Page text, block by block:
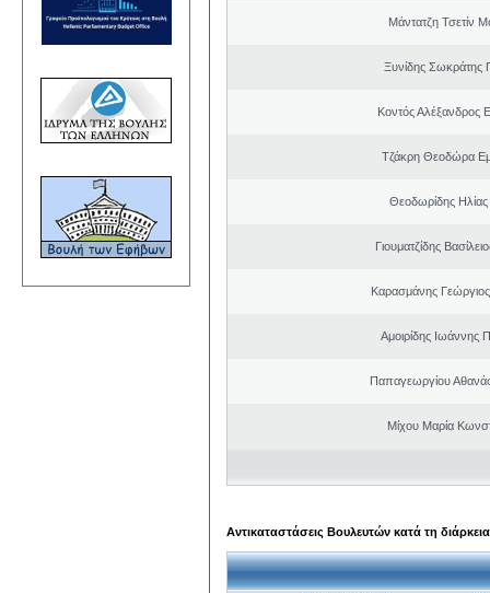
Μάντατζη Τσετίν
Ξυνίδης Σωκράτης
Κοντός Αλέξανδρος
Τζάκρη Θεοδώρα
Θεοδωρίδης
Γιουματζίδης
Καρασμάνης
Αμοιρίδης Ιωάννης
Παπαγεωργίου
Μίχου Μαρία
Αντικαταστάσεις Βουλευτών κατά τη